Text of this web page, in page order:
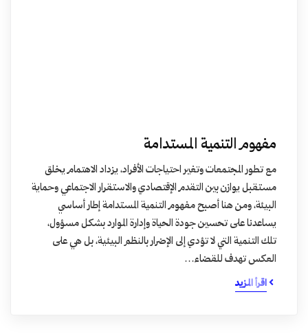
مفهوم التنمية المستدامة
مع تطور المجتمعات وتغير احتياجات الأفراد، يزداد الاهتمام يخلق
مستقبل يوازن بين التقدم الإقتصادي والاستقرار الاجتماعي وحماية
البيئة، ومن هنا أصبح مفهوم التنمية المستدامة إطار أساسي
يساعدنا على تحسين جودة الحياة وإدارة الموارد بشكل مسؤول،
تلك التنمية التي لا تؤدي إلى الإضرار بالنظم البيئية، بل هي على
العكس تهدف للقضاء…
اقرأ المزيد